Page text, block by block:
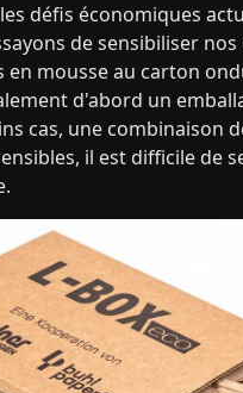
défis économiques
de sensibiliser
en mousse au carton
d'abord un
cas, une combinaison
il est difficile de